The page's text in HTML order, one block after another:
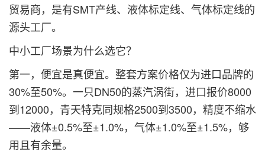
贸易商，是有SMT产线、液体标定线、气体标定线的
源头工厂。
中小工厂场景为什么选它？
第一，便宜是真便宜。整套方案价格仅为进口品牌的
30%至50%。一只DN50的蒸汽涡街，进口报价8000
到12000，青天特克同规格2500到3500，精度不缩水
——液体±0.5%至±1.0%，气体±1.0%至±1.5%，够
用且有余量。